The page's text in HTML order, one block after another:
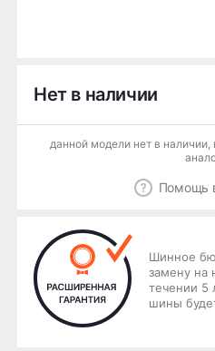
Нет в наличии
данной модели нет в
Помощь
Шинное
замену на
течении 5
шины